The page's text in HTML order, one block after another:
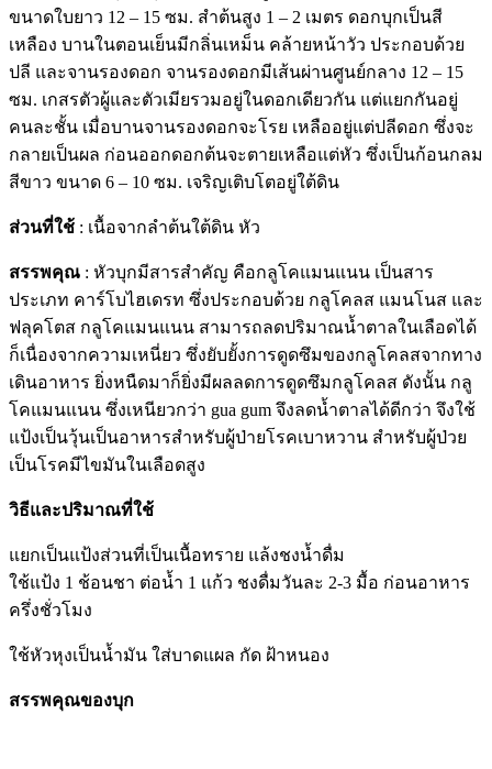
ขนาดใบยาว 12 – 15 ซม. สำต้นสูง 1 – 2 เมตร ดอกบุกเป็นสี
เหลือง บานในตอนเย็นมีกลิ่นเหม็น คล้ายหน้าวัว ประกอบด้วย
ปลี และจานรองดอก จานรองดอกมีเส้นผ่านศูนย์กลาง 12 – 15
ซม. เกสรตัวผู้และตัวเมียรวมอยู่ในดอกเดียวกัน แต่แยกกันอยู่
คนละชั้น เมื่อบานจานรองดอกจะโรย เหลืออยู่แต่ปลีดอก ซึ่งจะ
กลายเป็นผล ก่อนออกดอกต้นจะตายเหลือแต่หัว ซึ่งเป็นก้อนกลม
สีขาว ขนาด 6 – 10 ซม. เจริญเติบโตอยู่ใต้ดิน
ส่วนที่ใช้ : เนื้อจากลำต้นใต้ดิน หัว
สรรพคุณ : หัวบุกมีสารสำคัญ คือกลูโคแมนแนน เป็นสาร
ประเภท คาร์โบไฮเดรท ซึ่งประกอบด้วย กลูโคลส แมนโนส และ
ฟลุคโตส กลูโคแมนแนน สามารถลดปริมาณน้ำตาลในเลือดได้
ก็เนื่องจากความเหนี่ยว ซึ่งยับยั้งการดูดซึมของกลูโคลสจากทาง
เดินอาหาร ยิ่งหนืดมาก็ยิ่งมีผลลดการดูดซึมกลูโคลส ดังนั้น กลู
โคแมนแนน ซึ่งเหนียวกว่า gua gum จึงลดน้ำตาลได้ดีกว่า จึงใช้
แป้งเป็นวุ้นเป็นอาหารสำหรับผู้ป่ายโรคเบาหวาน สำหรับผู้ป่วย
เป็นโรคมีไขมันในเลือดสูง
วิธีและปริมาณที่ใช้
แยกเป็นแป้งส่วนที่เป็นเนื้อทราย แล้งชงน้ำดื่ม
ใช้แป้ง 1 ช้อนชา ต่อน้ำ 1 แก้ว ชงดื่มวันละ 2-3 มื้อ ก่อนอาหาร
ครึ่งชั่วโมง
ใช้หัวหุงเป็นน้ำมัน ใส่บาดแผล กัด ฝ้าหนอง
สรรพคุณของบุก